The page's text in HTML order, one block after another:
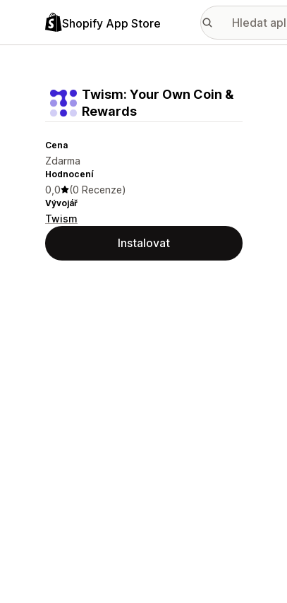
Shopify App Store
Twism: Your Own Coin &
Rewards
Cena
Zdarma
Hodnocení
0,0 (0 Recenze)
Vývojář
Twism
Instalovat